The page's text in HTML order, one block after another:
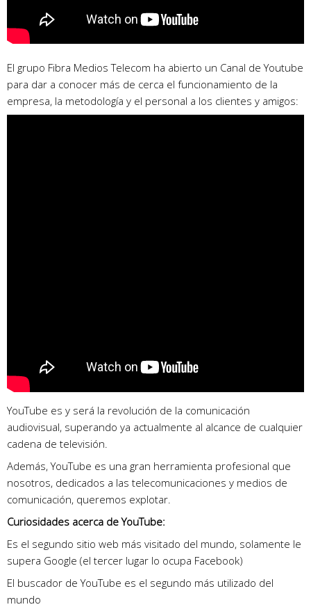
El grupo Fibra Medios Telecom ha abierto un Canal de Youtube
para dar a conocer más de cerca el funcionamiento de la
empresa, la metodología y el personal a los clientes y amigos:
YouTube es y será la revolución de la comunicación
audiovisual, superando ya actualmente al alcance de cualquier
cadena de televisión.
Además, YouTube es una gran herramienta profesional que
nosotros, dedicados a las telecomunicaciones y medios de
comunicación, queremos explotar.
Curiosidades acerca de YouTube:
Es el segundo sitio web más visitado del mundo, solamente le
supera Google (el tercer lugar lo ocupa Facebook)
El buscador de YouTube es el segundo más utilizado del
mundo